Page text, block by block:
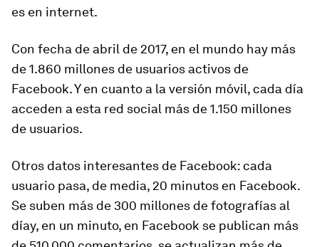
es en internet.
Con fecha de abril de 2017, en el mundo hay más
de 1.860 millones de usuarios activos de
Facebook. Y en cuanto a la versión móvil, cada día
acceden a esta red social más de 1.150 millones
de usuarios.
Otros datos interesantes de Facebook: cada
usuario pasa, de media, 20 minutos en Facebook.
Se suben más de 300 millones de fotografías al
díay, en un minuto, en Facebook se publican más